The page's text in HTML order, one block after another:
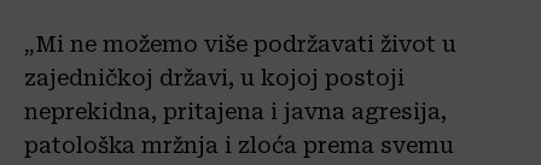
„Mi ne možemo više podržavati život u
zajedničkoj državi, u kojoj postoji
neprekidna, pritajena i javna agresija,
patološka mržnja i zloća prema svemu